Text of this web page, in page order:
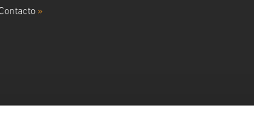
Contacto »